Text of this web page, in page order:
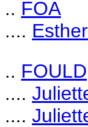
.. FOA
....
.. FOULD
....
....